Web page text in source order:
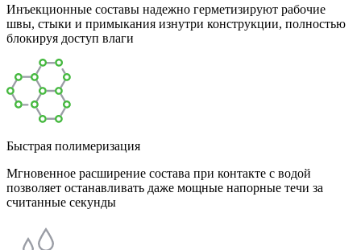
Инъекционные составы надежно герметизируют рабочие
швы, стыки и примыкания изнутри конструкции, полностью
блокируя доступ влаги
Быстрая полимеризация
Мгновенное расширение состава при контакте с водой
позволяет останавливать даже мощные напорные течи за
считанные секунды